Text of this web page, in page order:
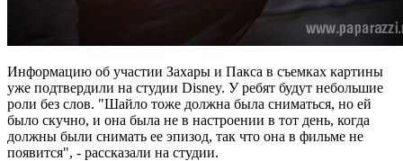
Информацию об участии Захары и Пакса в съемках картины
уже подтвердили на студии Disney. У ребят будут небольшие
роли без слов. "Шайло тоже должна была сниматься, но ей
было скучно, и она была не в настроении в тот день, когда
должны были снимать ее эпизод, так что она в фильме не
появится", - рассказали на студии.